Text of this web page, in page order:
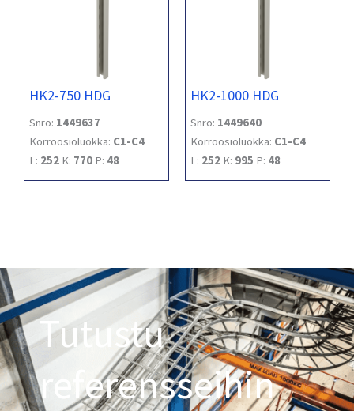
HK2-750 HDG
Snro: 1449637
Korroosioluokka: C1-C4
L: 252 K: 770 P: 48
HK2-1000 HDG
Snro: 1449640
Korroosioluokka: C1-C4
L: 252 K: 995 P: 48
Tutustu
referensseihin